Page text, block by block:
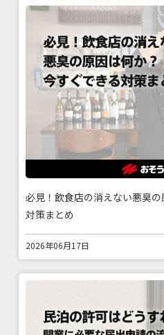
必見！飲食店の消えない悪臭
対策まとめ
2026年06月17日